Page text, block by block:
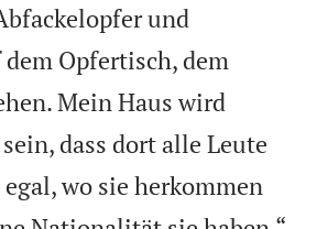
und
Opfertisch, dem
Mein Haus wird
dass dort alle Leute
wo sie herkommen